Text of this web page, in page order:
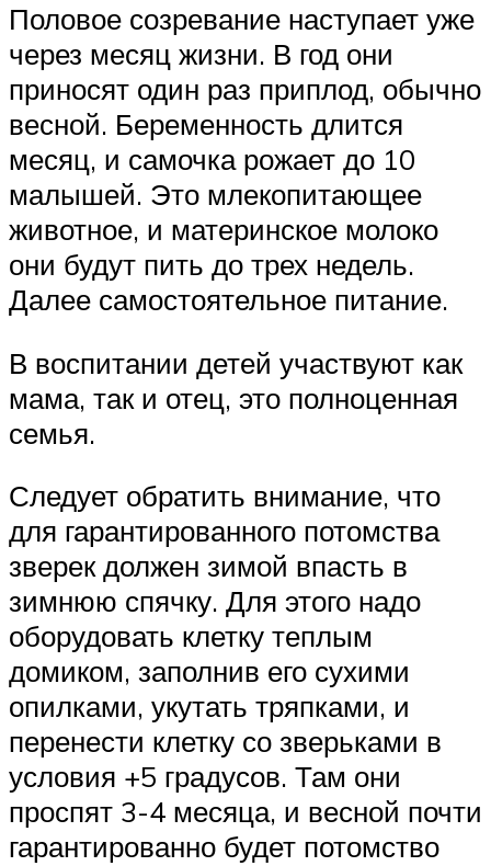
Половое созревание наступает уже
через месяц жизни. В год они
приносят один раз приплод, обычно
весной. Беременность длится
месяц, и самочка рожает до 10
малышей. Это млекопитающее
животное, и материнское молоко
они будут пить до трех недель.
Далее самостоятельное питание.
В воспитании детей участвуют как
мама, так и отец, это полноценная
семья.
Следует обратить внимание, что
для гарантированного потомства
зверек должен зимой впасть в
зимнюю спячку. Для этого надо
оборудовать клетку теплым
домиком, заполнив его сухими
опилками, укутать тряпками, и
перенести клетку со зверьками в
условия +5 градусов. Там они
проспят 3-4 месяца, и весной почти
гарантированно будет потомство